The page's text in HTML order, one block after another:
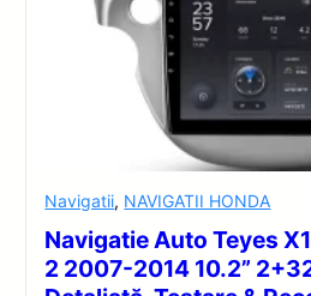
Navigatii, NAVIGATII HONDA
Navigatie Auto Teyes
2 2007-2014 10.2”